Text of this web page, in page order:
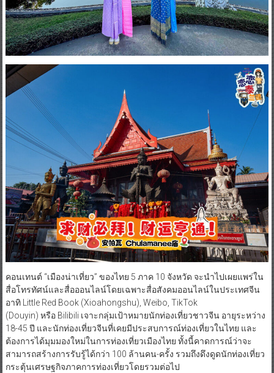
คอนเทนต์ “เมืองน่าเที่ยว” ของไทย 5 ภาค 10 จังหวัด จะนำไปเผยแพร่ใน
สื่อโทรทัศน์และสื่อออนไลน์โดยเฉพาะสื่อสังคมออนไลน์ในประเทศจีน
อาทิ Little Red Book (Xioahongshu), Weibo, TikTok
(Douyin) หรือ Bilibili เจาะกลุ่มเป้าหมายนักท่องเที่ยวชาวจีน อายุระหว่าง
18-45 ปี และนักท่องเที่ยวจีนที่เคยมีประสบการณ์ท่องเที่ยวในไทย และ
ต้องการได้มุมมองใหม่ในการท่องเที่ยวเมืองไทย ทั้งนี้คาดการณ์ว่าจะ
สามารถสร้างการรับรู้ได้กว่า 100 ล้านคน-ครั้ง รวมถึงดึงดูดนักท่องเที่ยว
กระตุ้นเศรษฐกิจภาคการท่องเที่ยวโดยรวมต่อไป